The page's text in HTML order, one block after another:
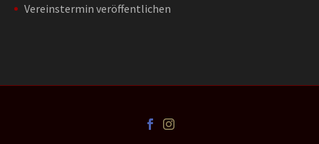
Vereinstermin veröffentlichen